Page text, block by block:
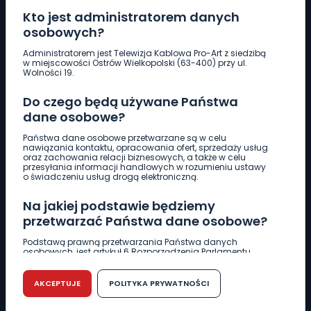
Kto jest administratorem danych
osobowych?
Administratorem jest Telewizja Kablowa Pro-Art z siedzibą
w miejscowości Ostrów Wielkopolski (63-400) przy ul.
Wolności 19.
Do czego będą używane Państwa
dane osobowe?
Państwa dane osobowe przetwarzane są w celu
nawiązania kontaktu, opracowania ofert, sprzedaży usług
oraz zachowania relacji biznesowych, a także w celu
przesyłania informacji handlowych w rozumieniu ustawy
o świadczeniu usług drogą elektroniczną.
Na jakiej podstawie będziemy
przetwarzać Państwa dane osobowe?
Podstawą prawną przetwarzania Państwa danych
osobowych, jest artykuł 6 Rozporządzenia Parlamentu
r. w sprawie ochrony osób fizycznych w związku z
przetwarzaniem danych osobowych w sprawie
swobodnego przepływu takich danych oraz uchylenia
dyrektywy 95/46/WE (RODO).
AKCEPTUJE POLITYKA PRYWATNOŚCI
Pobierz logotyp
661 997 997
REDAKCJA
62 735 22 22redakcja@wlkp24.info
DZIAŁ REKLAMY
62 735 01 85 reklama@wlkp24.info
WIADOMOŚCI
CIEKAWOSTKI